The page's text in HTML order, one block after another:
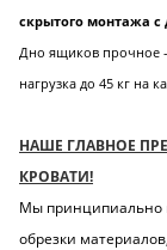
скрытого монтажа
Дно ящиков прочное
нагрузка до 45 кг на
НАШЕ ГЛАВНОЕ
КРОВАТИ!
Мы принципиально
обрезки